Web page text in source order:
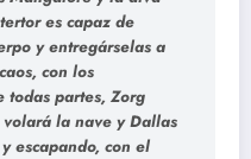
es capaz de
y entregárselas a
con los
todas partes, Zorg
la nave y Dallas
escapando, con el